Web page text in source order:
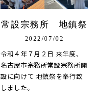
常設宗務所 地鎮祭
2022/07/02
令和４年７月２日 来年度、
名古屋市宗務所常設宗務所開
設に向けて 地鎮祭を奉行致
しました。